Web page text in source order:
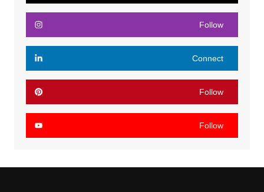
Follow
Connect
Follow
Follow